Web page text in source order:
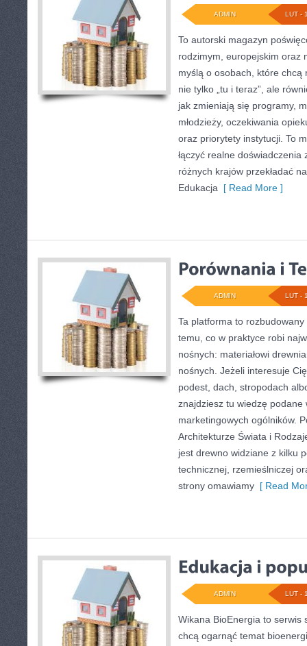
LUT -
ADMIN
To autorski magazyn
rodzimym, europejskim oraz
myślą o osobach, które chcą
nie tylko „tu i teraz”, ale
jak zmieniają się programy,
młodzieży, oczekiwania
oraz priorytety instytucji. To
łączyć realne
różnych krajów przekładać
Edukacja [ Read More ]
LUT -
ADMIN
Ta platforma to
temu, co w praktyce robi
nośnych: materiałowi
nośnych. Jeżeli interesuje
podest, dach, stropodach
znajdziesz tu wiedzę
marketingowych ogólników.
Architekturze Świata i
jest drewno widziane z kilku
technicznej, rzemieślniczej
strony omawiamy [ Read
LUT -
ADMIN
Wikana BioEnergia to serwis
chcą ogarnąć temat